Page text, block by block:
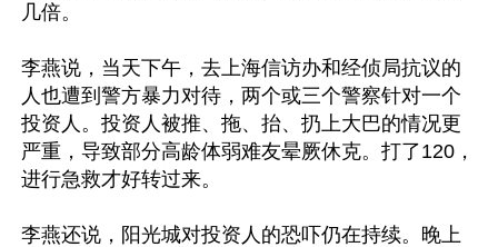
几倍。
李燕说，当天下午，去上海信访办和经侦局抗议的
人也遭到警方暴力对待，两个或三个警察针对一个
投资人。投资人被推、拖、抬、扔上大巴的情况更
严重，导致部分高龄体弱难友晕厥休克。打了120，
进行急救才好转过来。
李燕还说，阳光城对投资人的恐吓仍在持续。晚上